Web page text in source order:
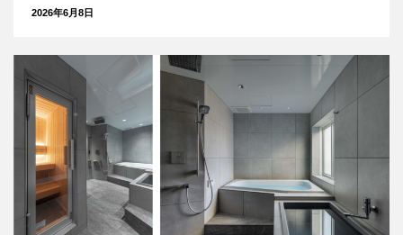
2026年6月8日